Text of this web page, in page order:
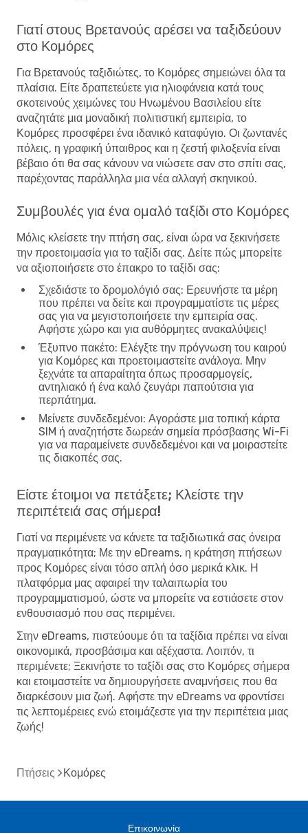
Γιατί στους Βρετανούς αρέσει να ταξιδεύουν
στο Κομόρες
Για Βρετανούς ταξιδιώτες, το Κομόρες σημειώνει όλα τα
πλαίσια. Είτε δραπετεύετε για ηλιοφάνεια κατά τους
σκοτεινούς χειμώνες του Ηνωμένου Βασιλείου είτε
αναζητάτε μια μοναδική πολιτιστική εμπειρία, το
Κομόρες προσφέρει ένα ιδανικό καταφύγιο. Οι ζωντανές
πόλεις, η γραφική ύπαιθρος και η ζεστή φιλοξενία είναι
βέβαιο ότι θα σας κάνουν να νιώσετε σαν στο σπίτι σας,
παρέχοντας παράλληλα μια νέα αλλαγή σκηνικού.
Συμβουλές για ένα ομαλό ταξίδι στο Κομόρες
Μόλις κλείσετε την πτήση σας, είναι ώρα να ξεκινήσετε
την προετοιμασία για το ταξίδι σας. Δείτε πώς μπορείτε
να αξιοποιήσετε στο έπακρο το ταξίδι σας:
Σχεδιάστε το δρομολόγιό σας: Ερευνήστε τα μέρη
που πρέπει να δείτε και προγραμματίστε τις μέρες
σας για να μεγιστοποιήσετε την εμπειρία σας.
Αφήστε χώρο και για αυθόρμητες ανακαλύψεις!
Έξυπνο πακέτο: Ελέγξτε την πρόγνωση του καιρού
για Κομόρες και προετοιμαστείτε ανάλογα. Μην
ξεχνάτε τα απαραίτητα όπως προσαρμογείς,
αντηλιακό ή ένα καλό ζευγάρι παπούτσια για
περπάτημα.
Μείνετε συνδεδεμένοι: Αγοράστε μια τοπική κάρτα
SIM ή αναζητήστε δωρεάν σημεία πρόσβασης Wi-Fi
για να παραμείνετε συνδεδεμένοι και να μοιραστείτε
τις διακοπές σας.
Είστε έτοιμοι να πετάξετε; Κλείστε την
περιπέτειά σας σήμερα!
Γιατί να περιμένετε να κάνετε τα ταξιδιωτικά σας όνειρα
πραγματικότητα; Με την eDreams, η κράτηση πτήσεων
προς Κομόρες είναι τόσο απλή όσο μερικά κλικ. Η
πλατφόρμα μας αφαιρεί την ταλαιπωρία του
προγραμματισμού, ώστε να μπορείτε να εστιάσετε στον
ενθουσιασμό που σας περιμένει.
Στην eDreams, πιστεύουμε ότι τα ταξίδια πρέπει να είναι
οικονομικά, προσβάσιμα και αξέχαστα. Λοιπόν, τι
περιμένετε; Ξεκινήστε το ταξίδι σας στο Κομόρες σήμερα
και ετοιμαστείτε να δημιουργήσετε αναμνήσεις που θα
διαρκέσουν μια ζωή. Αφήστε την eDreams να φροντίσει
τις λεπτομέρειες ενώ ετοιμάζεστε για την περιπέτεια μιας
ζωής!
Πτήσεις Κομόρες
Επικοινωνία